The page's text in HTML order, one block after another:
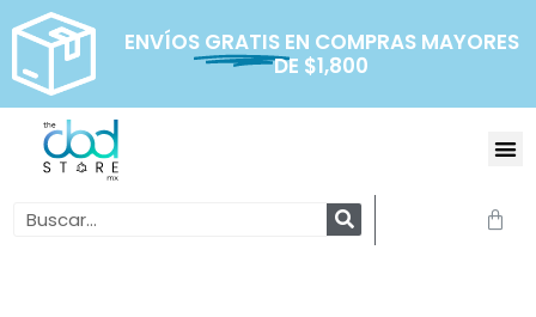
contenido
ENVÍOS GRATIS EN COMPRAS MAYORES
DE $1,800
Search